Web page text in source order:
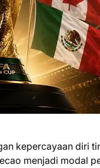
kepercayaan diri
menjadi modal